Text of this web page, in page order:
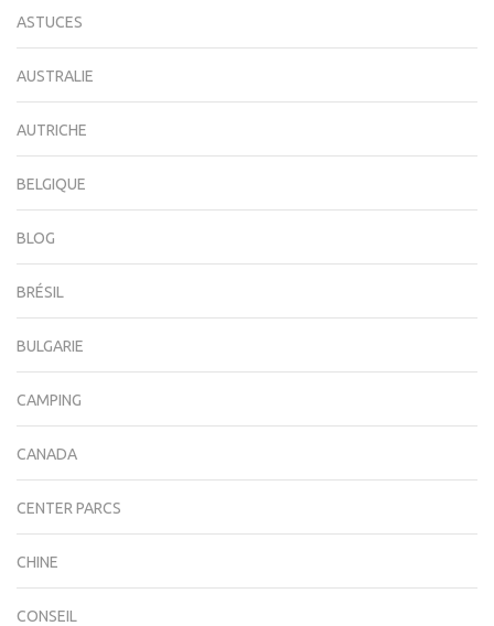
ASTUCES
AUSTRALIE
AUTRICHE
BELGIQUE
BLOG
BRÉSIL
BULGARIE
CAMPING
CANADA
CENTER PARCS
CHINE
CONSEIL